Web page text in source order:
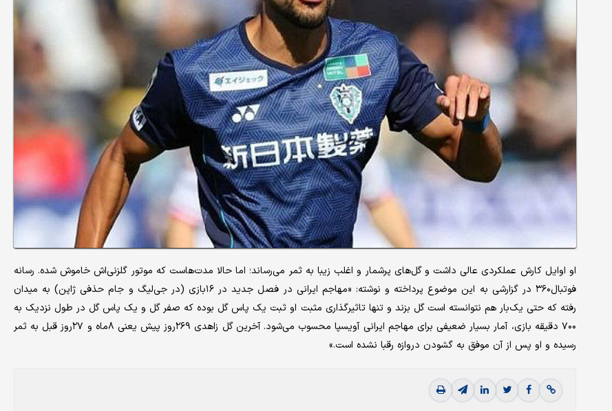
او اوایل کارش عملکردی عالی داشت و گل‌های پرشمار و اغلب زیبا به ثمر می‌رساند؛ اما حالا مدت‌هاست که موتور گلزنی‌اش خاموش شده. رسانه
فوتبال۳۶۰ در گزارشی به این موضوع پرداخته و نوشته: «مهاجم ایرانی در فصل جدید در ۱۶بازی (در جی‌لیگ و جام حذفی ژاپن) به میدان
رفته که حتی یک‌بار هم نتوانسته است گل بزند و تنها تاثیرگذاری مثبت او ثبت یک پاس گل بوده که صفر گل و یک پاس گل در طول نزدیک به
۷۰۰ دقیقه بازی، آمار بسیار ضعیفی برای مهاجم ایرانی آویسپا محسوب می‌شود. آخرین گل زاهدی ۲۶۹روز پیش یعنی ۸ماه و ۲۷روز قبل به ثمر
رسیده و او پس از آن موفق به گشودن دروازه رقبا نشده است.»